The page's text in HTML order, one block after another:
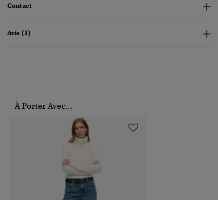
Contact
Avis (1)
À Porter Avec...